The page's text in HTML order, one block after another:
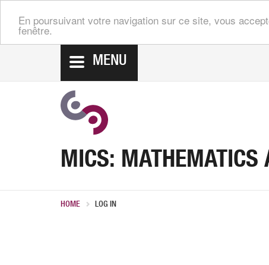
En poursuivant votre navigation sur ce site, vous
fenêtre.
MENU
MICS: MATHEMATICS
HOME LOG IN